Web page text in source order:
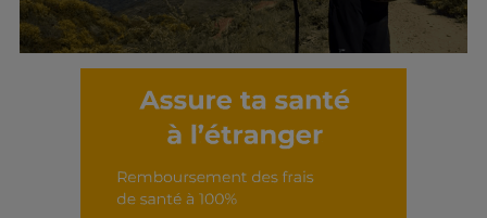
Découvrir cet interview